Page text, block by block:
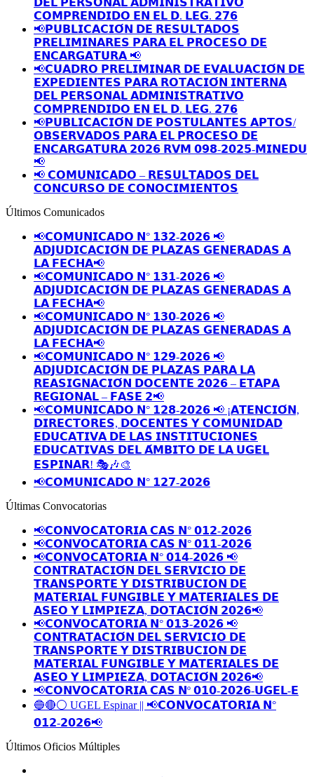
𝗗𝗘𝗟 𝗣𝗘𝗥𝗦𝗢𝗡𝗔𝗟 𝗔𝗗𝗠𝗜𝗡𝗜𝗦𝗧𝗥𝗔𝗧𝗜𝗩𝗢
𝗖𝗢𝗠𝗣𝗥𝗘𝗡𝗗𝗜𝗗𝗢 𝗘𝗡 𝗘𝗟 𝗗. 𝗟𝗘𝗚. 𝟮𝟳𝟲
📢𝗣𝗨𝗕𝗟𝗜𝗖𝗔𝗖𝗜𝗢́𝗡 𝗗𝗘 𝗥𝗘𝗦𝗨𝗟𝗧𝗔𝗗𝗢𝗦
𝗣𝗥𝗘𝗟𝗜𝗠𝗜𝗡𝗔𝗥𝗘𝗦 𝗣𝗔𝗥𝗔 𝗘𝗟 𝗣𝗥𝗢𝗖𝗘𝗦𝗢 𝗗𝗘
𝗘𝗡𝗖𝗔𝗥𝗚𝗔𝗧𝗨𝗥𝗔 📢
📢𝗖𝗨𝗔𝗗𝗥𝗢 𝗣𝗥𝗘𝗟𝗜𝗠𝗜𝗡𝗔𝗥 𝗗𝗘 𝗘𝗩𝗔𝗟𝗨𝗔𝗖𝗜𝗢́𝗡 𝗗𝗘
𝗘𝗫𝗣𝗘𝗗𝗜𝗘𝗡𝗧𝗘𝗦 𝗣𝗔𝗥𝗔 𝗥𝗢𝗧𝗔𝗖𝗜𝗢́𝗡 𝗜𝗡𝗧𝗘𝗥𝗡𝗔
𝗗𝗘𝗟 𝗣𝗘𝗥𝗦𝗢𝗡𝗔𝗟 𝗔𝗗𝗠𝗜𝗡𝗜𝗦𝗧𝗥𝗔𝗧𝗜𝗩𝗢
𝗖𝗢𝗠𝗣𝗥𝗘𝗡𝗗𝗜𝗗𝗢 𝗘𝗡 𝗘𝗟 𝗗. 𝗟𝗘𝗚. 𝟮𝟳𝟲
📢𝗣𝗨𝗕𝗟𝗜𝗖𝗔𝗖𝗜𝗢́𝗡 𝗗𝗘 𝗣𝗢𝗦𝗧𝗨𝗟𝗔𝗡𝗧𝗘𝗦 𝗔𝗣𝗧𝗢𝗦/
𝗢𝗕𝗦𝗘𝗥𝗩𝗔𝗗𝗢𝗦 𝗣𝗔𝗥𝗔 𝗘𝗟 𝗣𝗥𝗢𝗖𝗘𝗦𝗢 𝗗𝗘
𝗘𝗡𝗖𝗔𝗥𝗚𝗔𝗧𝗨𝗥𝗔 𝟮𝟬𝟮𝟲 𝗥𝗩𝗠 𝟬𝟵𝟴-𝟮𝟬𝟮𝟱-𝗠𝗜𝗡𝗘𝗗𝗨
📢
📢 𝗖𝗢𝗠𝗨𝗡𝗜𝗖𝗔𝗗𝗢 – 𝗥𝗘𝗦𝗨𝗟𝗧𝗔𝗗𝗢𝗦 𝗗𝗘𝗟
𝗖𝗢𝗡𝗖𝗨𝗥𝗦𝗢 𝗗𝗘 𝗖𝗢𝗡𝗢𝗖𝗜𝗠𝗜𝗘𝗡𝗧𝗢𝗦
Últimos Comunicados
📢𝗖𝗢𝗠𝗨𝗡𝗜𝗖𝗔𝗗𝗢 𝗡° 𝟭𝟯𝟮-𝟮𝟬𝟮𝟲 📢
𝗔𝗗𝗝𝗨𝗗𝗜𝗖𝗔𝗖𝗜𝗢́𝗡 𝗗𝗘 𝗣𝗟𝗔𝗭𝗔𝗦 𝗚𝗘𝗡𝗘𝗥𝗔𝗗𝗔𝗦 𝗔
𝗟𝗔 𝗙𝗘𝗖𝗛𝗔📢
📢𝗖𝗢𝗠𝗨𝗡𝗜𝗖𝗔𝗗𝗢 𝗡° 𝟭𝟯𝟭-𝟮𝟬𝟮𝟲 📢
𝗔𝗗𝗝𝗨𝗗𝗜𝗖𝗔𝗖𝗜𝗢́𝗡 𝗗𝗘 𝗣𝗟𝗔𝗭𝗔𝗦 𝗚𝗘𝗡𝗘𝗥𝗔𝗗𝗔𝗦 𝗔
𝗟𝗔 𝗙𝗘𝗖𝗛𝗔📢
📢𝗖𝗢𝗠𝗨𝗡𝗜𝗖𝗔𝗗𝗢 𝗡° 𝟭𝟯𝟬-𝟮𝟬𝟮𝟲 📢
𝗔𝗗𝗝𝗨𝗗𝗜𝗖𝗔𝗖𝗜𝗢́𝗡 𝗗𝗘 𝗣𝗟𝗔𝗭𝗔𝗦 𝗚𝗘𝗡𝗘𝗥𝗔𝗗𝗔𝗦 𝗔
𝗟𝗔 𝗙𝗘𝗖𝗛𝗔📢
📢𝗖𝗢𝗠𝗨𝗡𝗜𝗖𝗔𝗗𝗢 𝗡° 𝟭𝟮𝟵-𝟮𝟬𝟮𝟲 📢
𝗔𝗗𝗝𝗨𝗗𝗜𝗖𝗔𝗖𝗜𝗢́𝗡 𝗗𝗘 𝗣𝗟𝗔𝗭𝗔𝗦 𝗣𝗔𝗥𝗔 𝗟𝗔
𝗥𝗘𝗔𝗦𝗜𝗚𝗡𝗔𝗖𝗜𝗢́𝗡 𝗗𝗢𝗖𝗘𝗡𝗧𝗘 𝟮𝟬𝟮𝟲 – 𝗘𝗧𝗔𝗣𝗔
𝗥𝗘𝗚𝗜𝗢𝗡𝗔𝗟 – 𝗙𝗔𝗦𝗘 𝟮📢
📢𝗖𝗢𝗠𝗨𝗡𝗜𝗖𝗔𝗗𝗢 𝗡° 𝟭𝟮𝟴-𝟮𝟬𝟮𝟲 📢 ¡𝗔𝗧𝗘𝗡𝗖𝗜𝗢́𝗡,
𝗗𝗜𝗥𝗘𝗖𝗧𝗢𝗥𝗘𝗦, 𝗗𝗢𝗖𝗘𝗡𝗧𝗘𝗦 𝗬 𝗖𝗢𝗠𝗨𝗡𝗜𝗗𝗔𝗗
𝗘𝗗𝗨𝗖𝗔𝗧𝗜𝗩𝗔 𝗗𝗘 𝗟𝗔𝗦 𝗜𝗡𝗦𝗧𝗜𝗧𝗨𝗖𝗜𝗢𝗡𝗘𝗦
𝗘𝗗𝗨𝗖𝗔𝗧𝗜𝗩𝗔𝗦 𝗗𝗘𝗟 𝗔́𝗠𝗕𝗜𝗧𝗢 𝗗𝗘 𝗟𝗔 𝗨𝗚𝗘𝗟
𝗘𝗦𝗣𝗜𝗡𝗔𝗥! 🎭🎶🎨
📢𝗖𝗢𝗠𝗨𝗡𝗜𝗖𝗔𝗗𝗢 𝗡° 𝟭𝟮𝟳-𝟮𝟬𝟮𝟲
Últimas Convocatorias
📢𝗖𝗢𝗡𝗩𝗢𝗖𝗔𝗧𝗢𝗥𝗜𝗔 𝗖𝗔𝗦 𝗡° 𝟬𝟭𝟮-𝟮𝟬𝟮𝟲
📢𝗖𝗢𝗡𝗩𝗢𝗖𝗔𝗧𝗢𝗥𝗜𝗔 𝗖𝗔𝗦 𝗡° 𝟬𝟭𝟭-𝟮𝟬𝟮𝟲
📢𝗖𝗢𝗡𝗩𝗢𝗖𝗔𝗧𝗢𝗥𝗜𝗔 𝗡° 𝟬𝟭𝟰-𝟮𝟬𝟮𝟲 📢
𝗖𝗢𝗡𝗧𝗥𝗔𝗧𝗔𝗖𝗜𝗢́𝗡 𝗗𝗘𝗟 𝗦𝗘𝗥𝗩𝗜𝗖𝗜𝗢 𝗗𝗘
𝗧𝗥𝗔𝗡𝗦𝗣𝗢𝗥𝗧𝗘 𝗬 𝗗𝗜𝗦𝗧𝗥𝗜𝗕𝗨𝗖𝗜𝗢𝗡 𝗗𝗘
𝗠𝗔𝗧𝗘𝗥𝗜𝗔𝗟 𝗙𝗨𝗡𝗚𝗜𝗕𝗟𝗘 𝗬 𝗠𝗔𝗧𝗘𝗥𝗜𝗔𝗟𝗘𝗦 𝗗𝗘
𝗔𝗦𝗘𝗢 𝗬 𝗟𝗜𝗠𝗣𝗜𝗘𝗭𝗔, 𝗗𝗢𝗧𝗔𝗖𝗜𝗢́𝗡 𝟮𝟬𝟮𝟲📢
📢𝗖𝗢𝗡𝗩𝗢𝗖𝗔𝗧𝗢𝗥𝗜𝗔 𝗡° 𝟬𝟭𝟯-𝟮𝟬𝟮𝟲 📢
𝗖𝗢𝗡𝗧𝗥𝗔𝗧𝗔𝗖𝗜𝗢́𝗡 𝗗𝗘𝗟 𝗦𝗘𝗥𝗩𝗜𝗖𝗜𝗢 𝗗𝗘
𝗧𝗥𝗔𝗡𝗦𝗣𝗢𝗥𝗧𝗘 𝗬 𝗗𝗜𝗦𝗧𝗥𝗜𝗕𝗨𝗖𝗜𝗢𝗡 𝗗𝗘
𝗠𝗔𝗧𝗘𝗥𝗜𝗔𝗟 𝗙𝗨𝗡𝗚𝗜𝗕𝗟𝗘 𝗬 𝗠𝗔𝗧𝗘𝗥𝗜𝗔𝗟𝗘𝗦 𝗗𝗘
𝗔𝗦𝗘𝗢 𝗬 𝗟𝗜𝗠𝗣𝗜𝗘𝗭𝗔, 𝗗𝗢𝗧𝗔𝗖𝗜𝗢́𝗡 𝟮𝟬𝟮𝟲📢
📢𝗖𝗢𝗡𝗩𝗢𝗖𝗔𝗧𝗢𝗥𝗜𝗔 𝗖𝗔𝗦 𝗡º 𝟬𝟭𝟬-𝟮𝟬𝟮𝟲-𝗨𝗚𝗘𝗟-𝗘
🔵🔴⚪️ UGEL Espinar || 📢𝗖𝗢𝗡𝗩𝗢𝗖𝗔𝗧𝗢𝗥𝗜𝗔 𝗡°
𝟬𝟭𝟮-𝟮𝟬𝟮𝟲📢
Últimos Oficios Múltiples